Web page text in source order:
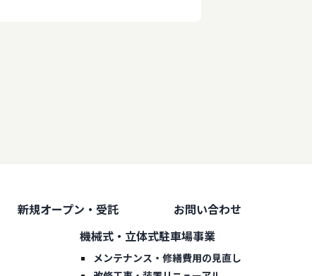
新規オープン・受託
お問い合わせ
機械式・立体式駐車場事業
メンテナンス・修繕費用の見直し